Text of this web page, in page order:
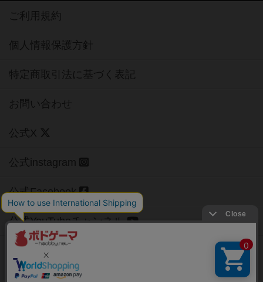
ご利用規約
個人情報保護方針
特定商取引法に基づく表記
お問い合わせ
公式X
公式instagram
公式Facebook
公式YouTubeチャンネル